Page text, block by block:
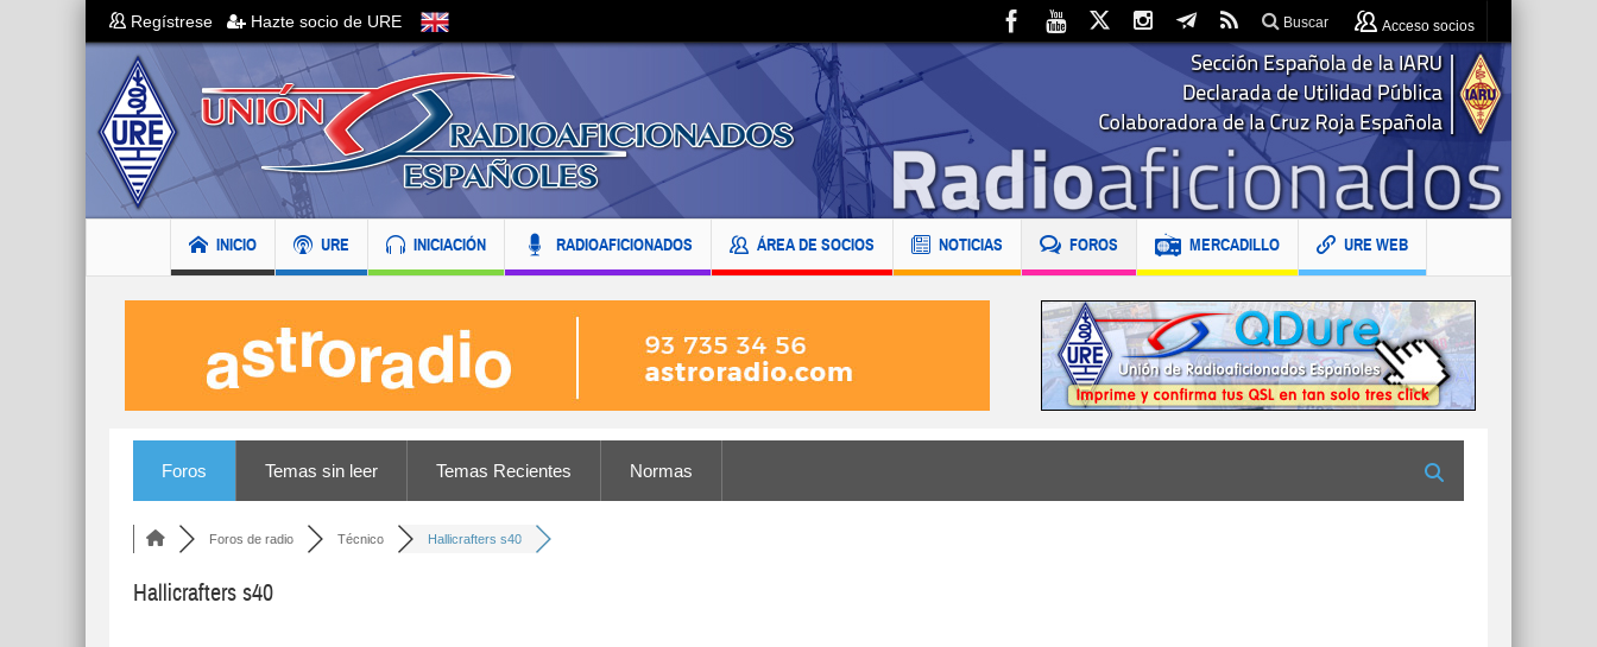
Regístrese Hazte socio de URE Buscar Acceso socios
INICIO URE INICIACIÓN RADIOAFICIONADOS ÁREA DE SOCIOS NOTICIAS FOROS MERCADILLO URE WEB
Foros Temas sin leer Temas Recientes Normas
Foros de radio Técnico Hallicrafters s40
Hallicrafters s40